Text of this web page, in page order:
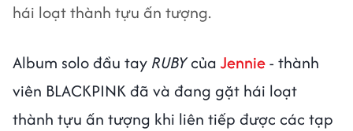
hái loạt thành tựu ấn tượng.
Album solo đầu tay RUBYcủa Jennie- thành
viên BLACKPINK đã và đang gặt hái loạt
thành tựu ấn tượng khi liên tiếp được các tạp